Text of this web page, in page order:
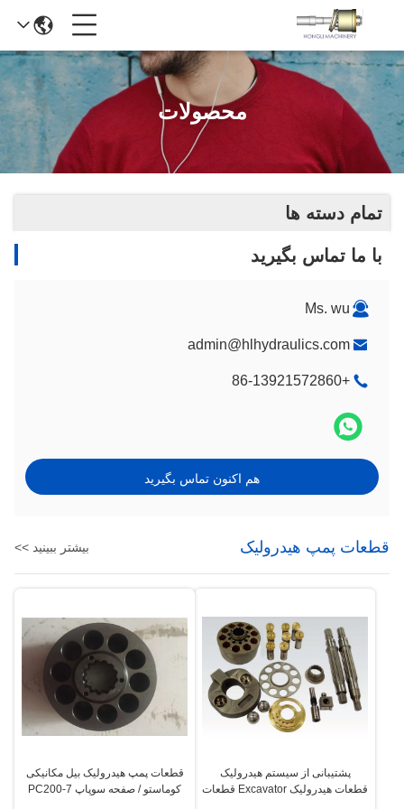
محصولات
تمام دسته ها
با ما تماس بگیرید
Ms. wu
admin@hlhydraulics.com
+86-13921572860
هم اکنون تماس بگیرید
قطعات پمپ هیدرولیک بیشتر ببینید >>
پشتیبانی از سیستم هیدرولیک
قطعات هیدرولیک Excavator قطعات
قطعات پمپ هیدرولیک بیل مکانیکی
کوماستو / صفحه سوپاپ PC200-7